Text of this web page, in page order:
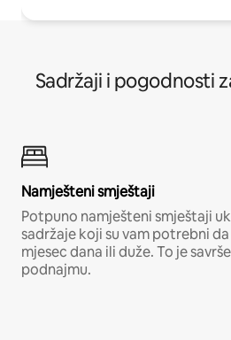
Sadržaji i pogodnosti
Namješteni smještaji
Potpuno namješteni smještaji
sadržaje koji su vam potrebni
mjesec dana ili duže. To je
podnajmu.